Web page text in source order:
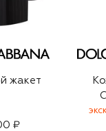
жакет
₽